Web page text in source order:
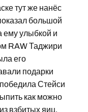
тут же нанёс
большой
ему улыбкой и
RAW Таджири
его
подарки
Стейси
как можно
взбитых яиц.